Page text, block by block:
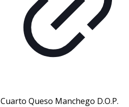
Cuarto Queso Manchego D.O.P.